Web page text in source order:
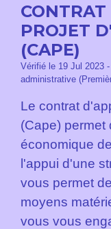
PROJET
(CAPE)
Vérifié le 19 Jul 2023
administrative
Le contrat
(Cape) permet
économique
l'appui d'une
vous permet
moyens
vous vous